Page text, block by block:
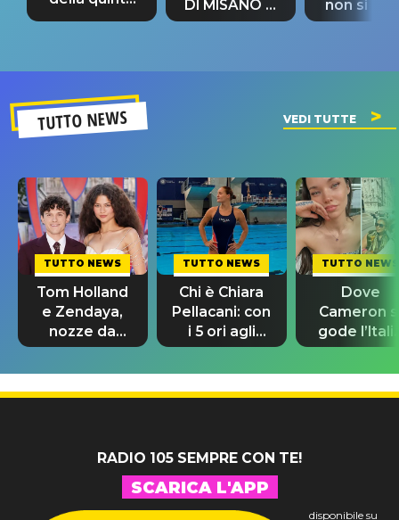
tappa
DI MISANO si
riconferma
non si
fino alla
TUTTO NEWS VEDI TUTTE
TUTTO NEWS
Tom Holland
e Zendaya,
nozze da
580mila
sterline e
300 invitati
TUTTO NEWS
Chi è Chiara
Pellacani: con
i 5 ori agli
Europei
riscrive la
storia
TUTTO NEWS
Dove
Cameron
gode
prima
nozze con
Damiano
RADIO 105 SEMPRE CON TE!
SCARICA L'APP
disponibile su